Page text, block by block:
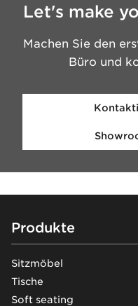
Let's make
Machen Sie den
Büro und
Footer
Produkte
Sitzmöbel
Tische
Soft seating